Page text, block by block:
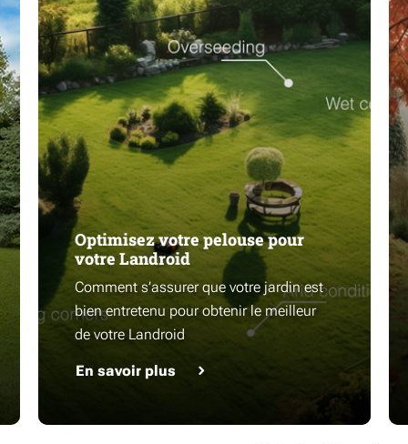
Optimisez votre pelouse pour
votre Landroid
Comment s’assurer que votre jardin est
bien entretenu pour obtenir le meilleur
de votre Landroid
En savoir plus